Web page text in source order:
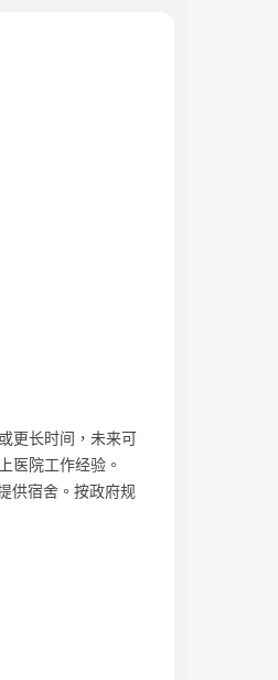
更长时间，未来可
医院工作经验。
供宿舍。按政府规